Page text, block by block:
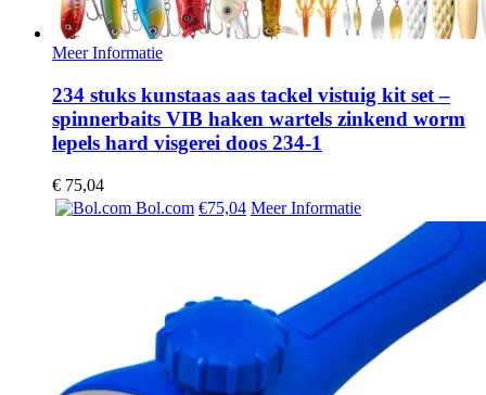
Meer Informatie
234 stuks kunstaas aas tackel vistuig kit set –
spinnerbaits VIB haken wartels zinkend worm
lepels hard visgerei doos 234-1
€ 75,04
Bol.com €75,04 Meer Informatie